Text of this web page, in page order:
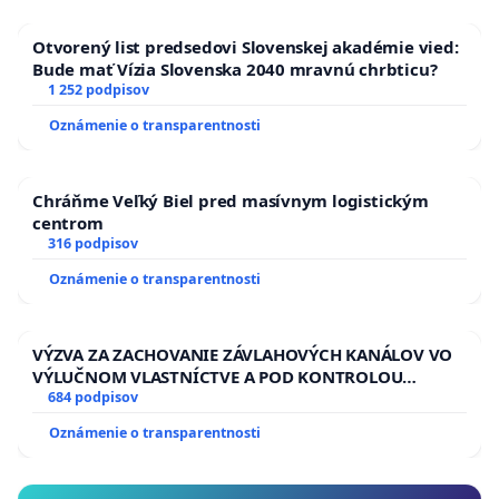
Otvorený list predsedovi Slovenskej akadémie vied:
Bude mať Vízia Slovenska 2040 mravnú chrbticu?
1 252 podpisov
Oznámenie o transparentnosti
Chráňme Veľký Biel pred masívnym logistickým
centrom
316 podpisov
Oznámenie o transparentnosti
VÝZVA ZA ZACHOVANIE ZÁVLAHOVÝCH KANÁLOV VO
VÝLUČNOM VLASTNÍCTVE A POD KONTROLOU
SLOVENSKEJ REPUBLIKY & žiadosť na riešenie
zanedbaného stavu závlahových a odvodňovacích
kanálov na Slovensku
684 podpisov
Oznámenie o transparentnosti